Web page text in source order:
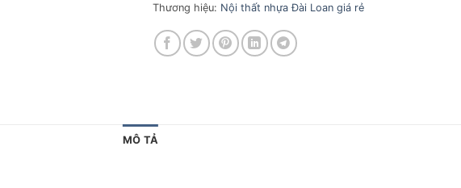
Thương hiệu: Nội thất nhựa Đài Loan giá rẻ
MÔ TẢ